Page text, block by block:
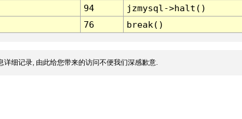
94
jzmysql->halt()
76 break()
细记录, 由此给您带来的访问不便我们深感歉意.